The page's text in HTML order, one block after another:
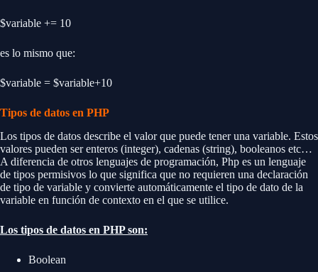
$variable += 10
es lo mismo que:
$variable = $variable+10
Tipos de datos en PHP
Los tipos de datos describe el valor que puede tener una variable. Estos
valores pueden ser enteros (integer), cadenas (string), booleanos etc…
A diferencia de otros lenguajes de programación, Php es un lenguaje
de tipos permisivos lo que significa que no requieren una declaración
de tipo de variable y convierte automáticamente el tipo de dato de la
variable en función de contexto en el que se utilice.
Los tipos de datos en PHP son:
Boolean